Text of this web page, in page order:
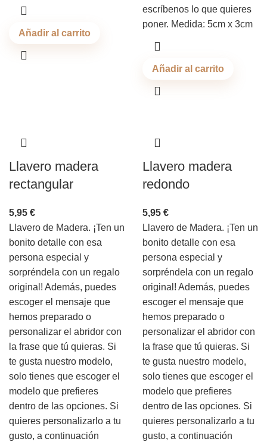
Añadir al carrito
escríbenos lo que quieres
poner. Medida: 5cm x 3cm
Añadir al carrito
Llavero madera
rectangular
5,95 €
Llavero de Madera. ¡Ten un
bonito detalle con esa
persona especial y
sorpréndela con un regalo
original! Además, puedes
escoger el mensaje que
hemos preparado o
personalizar el abridor con
la frase que tú quieras. Si
te gusta nuestro modelo,
solo tienes que escoger el
modelo que prefieres
dentro de las opciones. Si
quieres personalizarlo a tu
gusto, a continuación
Llavero madera
redondo
5,95 €
Llavero de Madera. ¡Ten un
bonito detalle con esa
persona especial y
sorpréndela con un regalo
original! Además, puedes
escoger el mensaje que
hemos preparado o
personalizar el abridor con
la frase que tú quieras. Si
te gusta nuestro modelo,
solo tienes que escoger el
modelo que prefieres
dentro de las opciones. Si
quieres personalizarlo a tu
gusto, a continuación